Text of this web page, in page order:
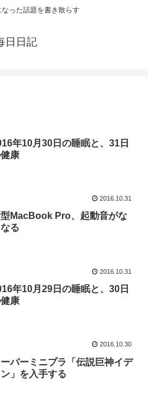
った話題を書き散らす
日日記
年10月30日の睡眠と、31日
康
2016.10.31
MacBook Pro、起動音がな
なる
2016.10.31
年10月29日の睡眠と、30日
康
2016.10.30
ーパーミニプラ「伝説巨神イデ
」を入手する